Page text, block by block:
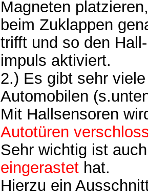
Magneten
beim Zuklappen
trifft und so den Hall-
impuls aktiviert.
2.) Es gibt sehr
Automobilen (
Mit Hallsensoren
Autotüren
Sehr wichtig ist
eingerastet hat.
Hierzu ein